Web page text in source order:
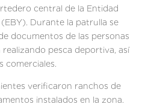
central de la Entidad
Durante la patrulla se
documentos de las personas
pesca deportiva, así
comerciales.
verificaron ranchos de
instalados en la zona.